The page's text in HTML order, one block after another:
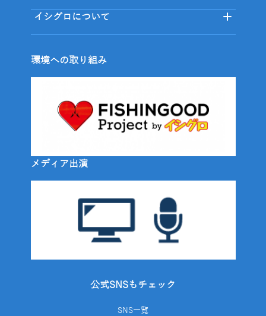
イシグロについて
環境への取り組み
メディア出演
公式SNSもチェック
SNS一覧